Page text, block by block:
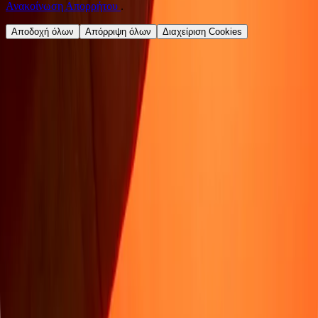
Ανακοίνωση Απορρήτου .
Αποδοχή όλων Απόρριψη όλων Διαχείριση Cookies